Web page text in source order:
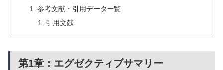
参考文献・引用データ一覧
引用文献
第1章：エグゼクティブサマリー